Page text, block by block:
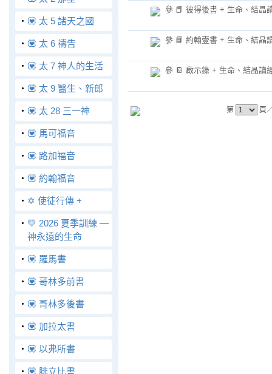
‧ 💟 太 5 諸天之國
‧ 💟 太 6 禱告
‧ 💟 太 7 神人的生活
‧ 💟 太 9 醫生、新郎
‧ 💟 太 28 三一神
‧ 💟 馬可福音
‧ 💟 路加福音
‧ 💟 約翰福音
‧ ✡️ 使徒行傳 +
‧ 💛 2026 夏季訓練 —
神永遠的生命
‧ 💟 羅馬書
‧ 💟 哥林多前書
‧ 💟 哥林多後書
‧ 💟 加拉太書
‧ 💟 以弗所書
‧ 💟 腓立比書
參 📕 彼得後書 + 生命、結晶
參 📘 約翰壹書 + 生命、結晶
參 📔 啟示錄 + 生命、結晶讀
第 頁